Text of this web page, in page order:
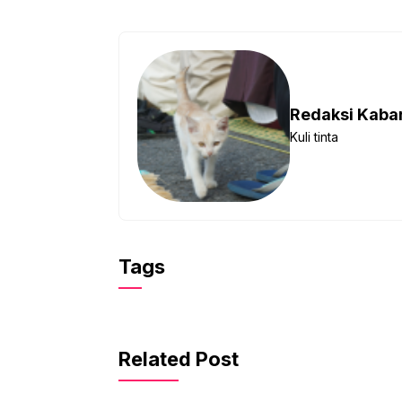
Redaksi
Kuli tinta
Tags
Related Post